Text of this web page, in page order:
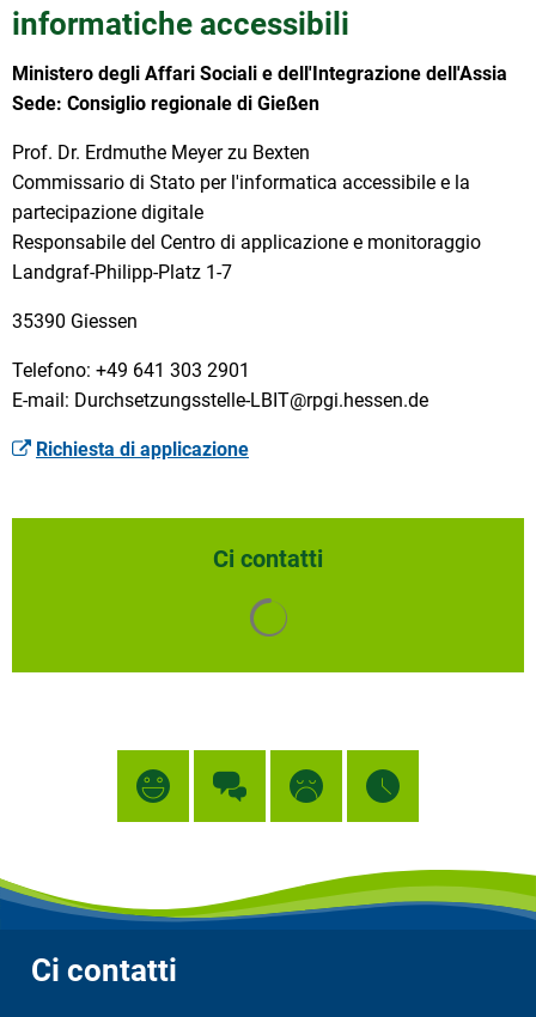
informatiche accessibili
Ministero degli Affari Sociali e dell'Integrazione dell'Assia
Sede: Consiglio regionale di Gießen
Prof. Dr. Erdmuthe Meyer zu Bexten
Commissario di Stato per l'informatica accessibile e la
partecipazione digitale
Responsabile del Centro di applicazione e monitoraggio
Landgraf-Philipp-Platz 1-7
35390 Giessen
Telefono: +49 641 303 2901
E-mail: Durchsetzungsstelle-LBIT@rpgi.hessen.de
Richiesta di applicazione
Ci contatti
Ci contatti